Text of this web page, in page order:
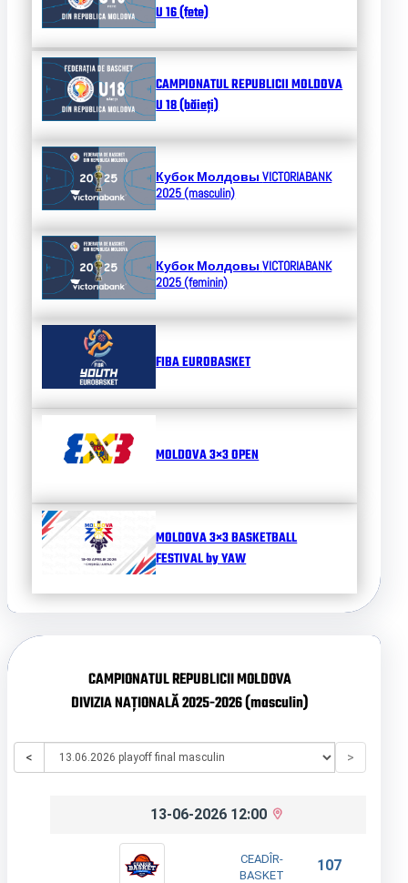
U 16 (fete)
CAMPIONATUL REPUBLICII MOLDOVA
U 18 (băieți)
Кубок МолдовыVICTORIABANK
2025 (masculin)
Кубок МолдовыVICTORIABANK
2025 (feminin)
FIBA EUROBASKET
MOLDOVA 3×3 OPEN
MOLDOVA 3×3 BASKETBALL
FESTIVAL by YAW
CAMPIONATUL REPUBLICII MOLDOVA
DIVIZIA NAȚIONALĂ 2025-2026 (masculin)
< >
13-06-2026 12:00
CEADÎR-
BASKET
107